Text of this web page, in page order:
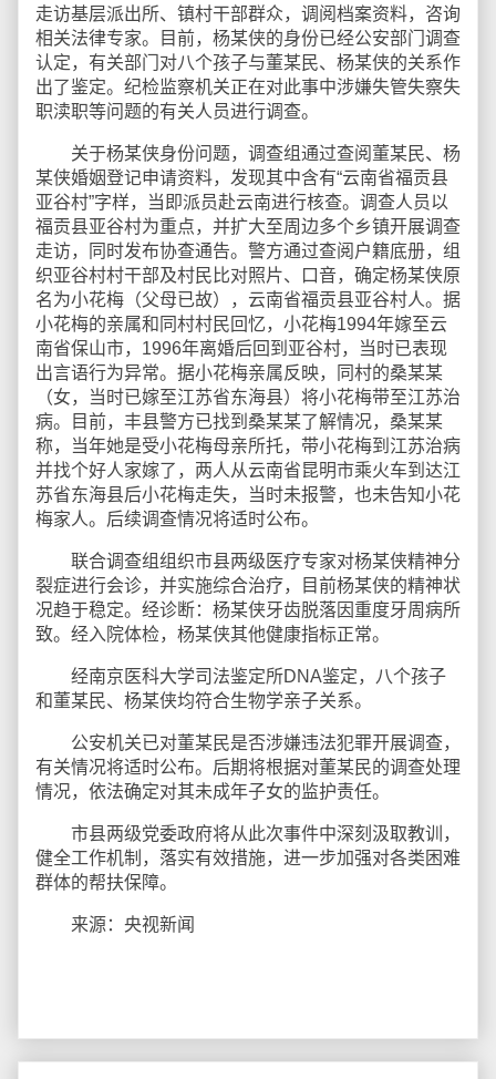
走访基层派出所、镇村干部群众，调阅档案资料，咨询
相关法律专家。目前，杨某侠的身份已经公安部门调查
认定，有关部门对八个孩子与董某民、杨某侠的关系作
出了鉴定。纪检监察机关正在对此事中涉嫌失管失察失
职渎职等问题的有关人员进行调查。
关于杨某侠身份问题，调查组通过查阅董某民、杨
某侠婚姻登记申请资料，发现其中含有“云南省福贡县
亚谷村”字样，当即派员赴云南进行核查。调查人员以
福贡县亚谷村为重点，并扩大至周边多个乡镇开展调查
走访，同时发布协查通告。警方通过查阅户籍底册，组
织亚谷村村干部及村民比对照片、口音，确定杨某侠原
名为小花梅（父母已故），云南省福贡县亚谷村人。据
小花梅的亲属和同村村民回忆，小花梅1994年嫁至云
南省保山市，1996年离婚后回到亚谷村，当时已表现
出言语行为异常。据小花梅亲属反映，同村的桑某某
（女，当时已嫁至江苏省东海县）将小花梅带至江苏治
病。目前，丰县警方已找到桑某某了解情况，桑某某
称，当年她是受小花梅母亲所托，带小花梅到江苏治病
并找个好人家嫁了，两人从云南省昆明市乘火车到达江
苏省东海县后小花梅走失，当时未报警，也未告知小花
梅家人。后续调查情况将适时公布。
联合调查组组织市县两级医疗专家对杨某侠精神分
裂症进行会诊，并实施综合治疗，目前杨某侠的精神状
况趋于稳定。经诊断：杨某侠牙齿脱落因重度牙周病所
致。经入院体检，杨某侠其他健康指标正常。
经南京医科大学司法鉴定所DNA鉴定，八个孩子
和董某民、杨某侠均符合生物学亲子关系。
公安机关已对董某民是否涉嫌违法犯罪开展调查，
有关情况将适时公布。后期将根据对董某民的调查处理
情况，依法确定对其未成年子女的监护责任。
市县两级党委政府将从此次事件中深刻汲取教训，
健全工作机制，落实有效措施，进一步加强对各类困难
群体的帮扶保障。
来源：央视新闻